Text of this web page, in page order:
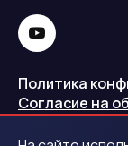
Политика
Согласие на
Политика